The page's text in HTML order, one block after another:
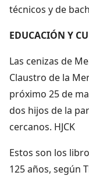
técnicos y de
EDUCACIÓN Y
Las cenizas de
Claustro de la
próximo 25 de
dos hijos de la
cercanos. HJCK
Estos son los
125 años, según